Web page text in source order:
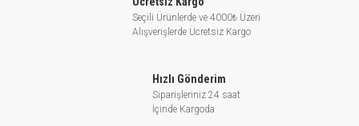
+40°C'ye kadar.
27 metreye kadar.
Seçili Ürünlerde ve 4000₺ Üzeri
Alışverişlerde Ücretsiz Kargo
Hızlı Gönderim
Siparişleriniz 24 saat
İçinde Kargoda